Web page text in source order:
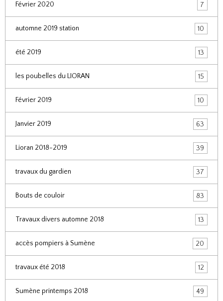
Février 2020 7
automne 2019 station 10
été 2019 13
les poubelles du LIORAN 15
Février 2019 10
Janvier 2019 63
Lioran 2018-2019 39
travaux du gardien 37
Bouts de couloir 83
Travaux divers automne 2018 13
accès pompiers à Sumène 20
travaux été 2018 12
Sumène printemps 2018 49